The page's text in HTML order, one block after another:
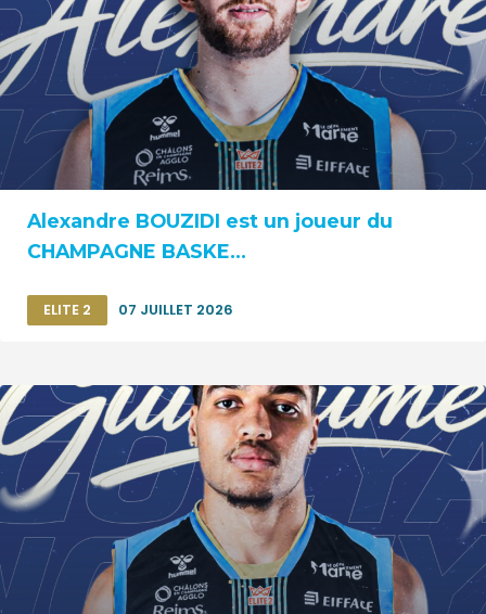
Alexandre BOUZIDI est un joueur du
CHAMPAGNE BASKE...
ELITE 2 07 JUILLET 2026